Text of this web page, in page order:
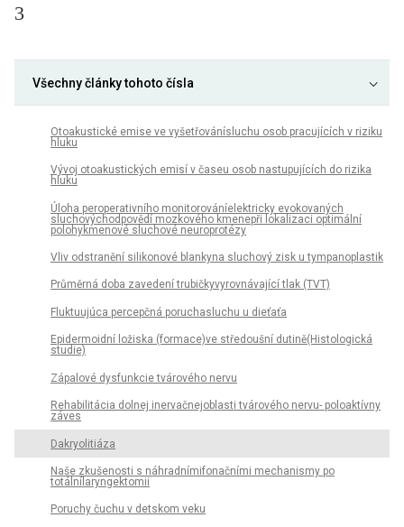
3
Všechny články tohoto čísla
Otoakustické emise ve vyšetřovánísluchu osob pracujících v riziku
hluku
Vývoj otoakustických emisí v časeu osob nastupujících do rizika
hluku
Úloha peroperativního monitorováníelektricky evokovaných
sluchovýchodpovědí mozkového kmenepři lokalizaci optimální
polohykmenové sluchové neuroprotézy
Vliv odstranění silikonové blankyna sluchový zisk u tympanoplastik
Průměrná doba zavedení trubičkyvyrovnávající tlak (TVT)
Fluktuujúca percepčná poruchasluchu u dieťaťa
Epidermoidní ložiska (formace)ve středoušní dutině(Histologická
studie)
Zápalové dysfunkcie tvárového nervu
Rehabilitácia dolnej inervačnejoblasti tvárového nervu- poloaktívny
záves
Dakryolitiáza
Naše zkušenosti s náhradnímifonačními mechanismy po
totálnílaryngektomii
Poruchy čuchu v detskom veku